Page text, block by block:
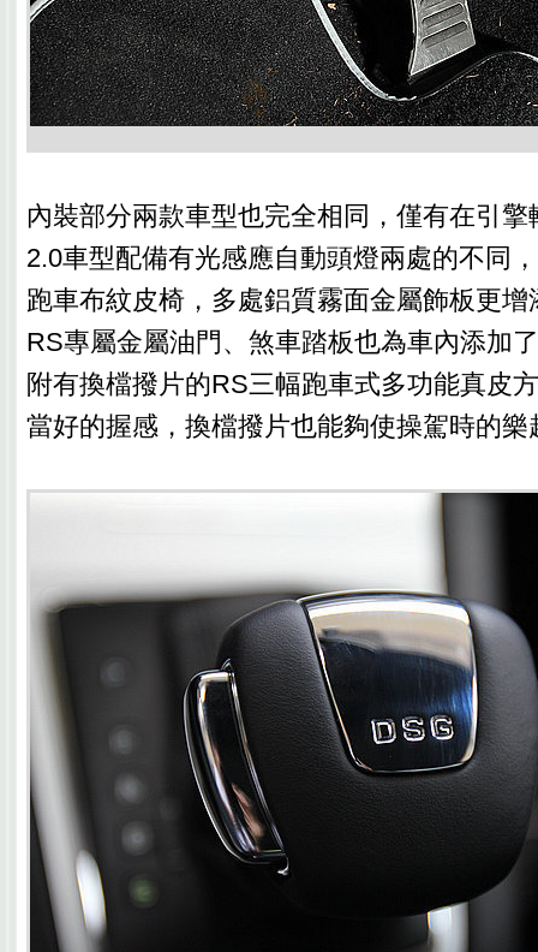
內裝部分兩款車型也完全相同，僅有在引
2.0車型配備有光感應自動頭燈兩處的不同
跑車布紋皮椅，多處鋁質霧面金屬飾板更
RS專屬金屬油門、煞車踏板也為車內添加
附有換檔撥片的RS三幅跑車式多功能真皮
當好的握感，換檔撥片也能夠使操駕時的樂